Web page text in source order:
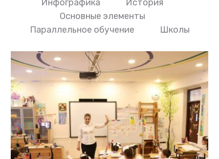
Инфографика
История
Основные элементы
Параллельное обучение
Школы